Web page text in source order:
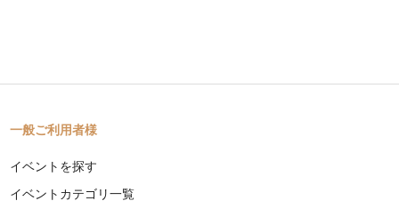
一般ご利用者様
イベントを探す
イベントカテゴリ一覧